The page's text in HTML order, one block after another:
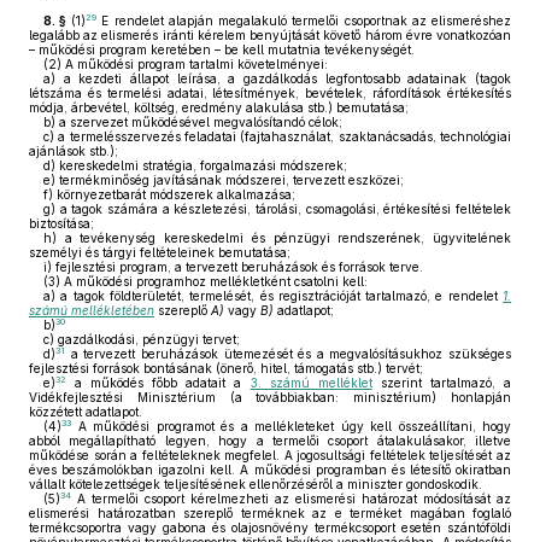
8. § (1)29 E rendelet alapján megalakuló termelői csoportnak az elismeréshez
legalább az elismerés iránti kérelem benyújtását követő három évre vonatkozóan
– működési program keretében – be kell mutatnia tevékenységét.
(2) A működési program tartalmi követelményei:
a) a kezdeti állapot leírása, a gazdálkodás legfontosabb adatainak (tagok
létszáma és termelési adatai, létesítmények, bevételek, ráfordítások értékesítés
módja, árbevétel, költség, eredmény alakulása stb.) bemutatása;
b) a szervezet működésével megvalósítandó célok;
c) a termelésszervezés feladatai (fajtahasználat, szaktanácsadás, technológiai
ajánlások stb.);
d) kereskedelmi stratégia, forgalmazási módszerek;
e) termékminőség javításának módszerei, tervezett eszközei;
f) környezetbarát módszerek alkalmazása;
g) a tagok számára a készletezési, tárolási, csomagolási, értékesítési feltételek
biztosítása;
h) a tevékenység kereskedelmi és pénzügyi rendszerének, ügyvitelének
személyi és tárgyi feltételeinek bemutatása;
i) fejlesztési program, a tervezett beruházások és források terve.
(3) A működési programhoz mellékletként csatolni kell:
a) a tagok földterületét, termelését, és regisztrációját tartalmazó, e rendelet 1.
számú mellékletében szereplő A) vagy B) adatlapot;
b)30
c) gazdálkodási, pénzügyi tervet;
d)31
a tervezett beruházások ütemezését és a megvalósításukhoz szükséges
fejlesztési források bontásának (önerő, hitel, támogatás stb.) tervét;
e)32 a működés főbb adatait a 3. számú mellékletszerint tartalmazó, a
Vidékfejlesztési Minisztérium (a továbbiakban: minisztérium) honlapján
közzétett adatlapot.
(4)33
A működési programot és a mellékleteket úgy kell összeállítani, hogy
abból megállapítható legyen, hogy a termelői csoport átalakulásakor, illetve
működése során a feltételeknek megfelel. A jogosultsági feltételek teljesítését az
éves beszámolókban igazolni kell. A működési programban és létesítő okiratban
vállalt kötelezettségek teljesítésének ellenőrzéséről a miniszter gondoskodik.
(5)34 A termelői csoport kérelmezheti az elismerési határozat módosítását az
elismerési határozatban szereplő terméknek az e terméket magában foglaló
termékcsoportra vagy gabona és olajosnövény termékcsoport esetén szántóföldi